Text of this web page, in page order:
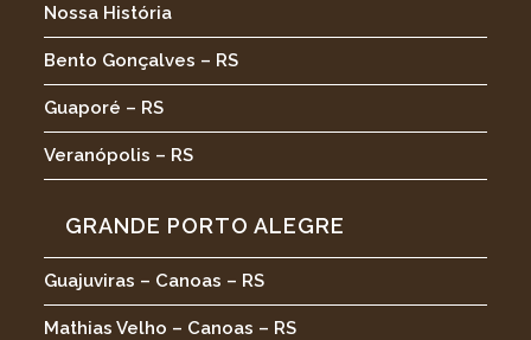
Nossa História
Bento Gonçalves – RS
Guaporé – RS
Veranópolis – RS
GRANDE PORTO ALEGRE
Guajuviras – Canoas – RS
Mathias Velho – Canoas – RS